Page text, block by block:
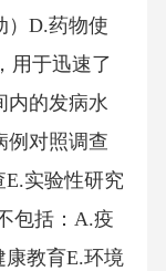
）D.药物使
用于迅速了
内的发病水
例对照调查
实验性研究
包括：A.疫
教育E.环境